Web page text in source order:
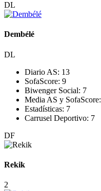
DL
Dembélé
DL
Diario AS: 13
SofaScore: 9
Biwenger Social: 7
Media AS y SofaScore:
Estadísticas: 7
Carrusel Deportivo: 7
DF
Rekik
2